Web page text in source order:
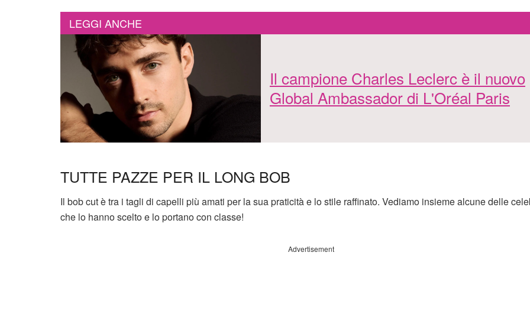
LEGGI ANCHE
Il campione Charles Leclerc è il nuovo
Global Ambassador di L'Oréal Paris
TUTTE PAZZE PER IL LONG BOB
Il bob cut è tra i tagli di capelli più amati per la sua praticità e lo stile raffinato. Vediamo insieme alcune delle
che lo hanno scelto e lo portano con classe!
Advertisement